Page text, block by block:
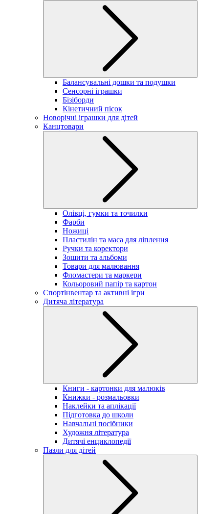
Балансувальні дошки та подушки
Сенсорні іграшки
Бізіборди
Кінетичний пісок
Новорічні іграшки для дітей
Канцтовари
Олівці, гумки та точилки
Фарби
Ножиці
Пластилін та маса для ліплення
Ручки та коректори
Зошити та альбоми
Товари для малювання
Фломастери та маркери
Кольоровий папір та картон
Спортінвентар та активні ігри
Дитяча література
Книги - картонки для малюків
Книжки - розмальовки
Наклейки та аплікації
Підготовка до школи
Навчальні посібники
Художня література
Дитячі енциклопедії
Пазли для дітей